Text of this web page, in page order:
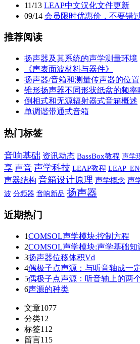
11/13 LEAP中文汉化文件更新
09/14 会员限时优惠价，不要错
推荐阅读
扬声器及其系统的声学测量环境
《声表面波材料与器件》
扬声器/音箱和测量传声器的位置
锥形扬声器不同形状纸盆的频率
倒相式和无源辐射器式音箱概述
单调谐带通式音箱
热门标签
音响基础 资讯动态 BassBox教程 声学
享 声音 声学科技 LEAP教程
声器结构 音箱设计原理 声学概念 声
波 分频器 音响新品 扬声器
近期热门
1COMSOL声学模块:控制方程
2COMSOL声学模块:声学基础知
3扬声器位移体积Vd
4偶极子点声源：与听音轴成一
5偶极子点声源：听音轴上的两
6声源的种类
文章1077
分类12
标签112
留言115